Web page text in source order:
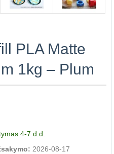
PLA Matte
1kg – Plum
4-7 d.d.
2026-08-17